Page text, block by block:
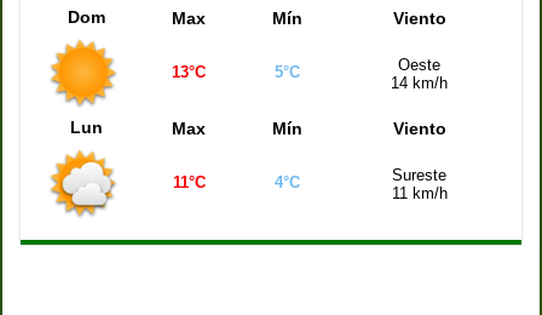
Dom Max Mín Viento
13°C 5°C
Oeste
14 km/h
Lun Max Mín Viento
11°C 4°C
Sureste
11 km/h